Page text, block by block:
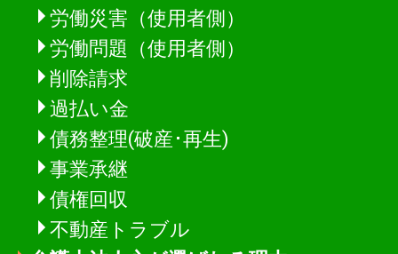
労働災害（使用者側）
労働問題（使用者側）
削除請求
過払い金
債務整理(破産･再生)
事業承継
債権回収
不動産トラブル